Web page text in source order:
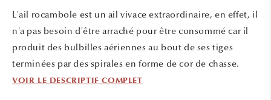
fenêtre
modale
une
L'ail rocambole est un ail vivace extraordinaire, en effet, il
n'a pas besoin d'être arraché pour être consommé car il
produit des bulbilles aériennes au bout de ses tiges
terminées par des spirales en forme de cor de chasse.
VOIR LE DESCRIPTIF COMPLET